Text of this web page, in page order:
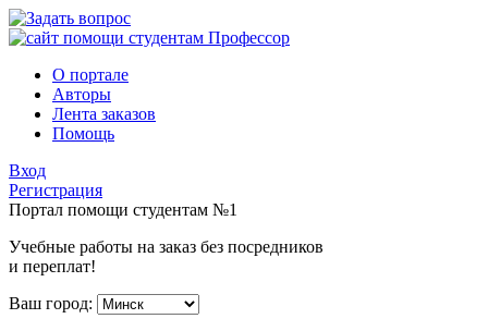
О портале
Авторы
Лента заказов
Помощь
Вход
Регистрация
Портал помощи студентам №1
Учебные работы на заказ без посредников
и переплат!
Ваш город: